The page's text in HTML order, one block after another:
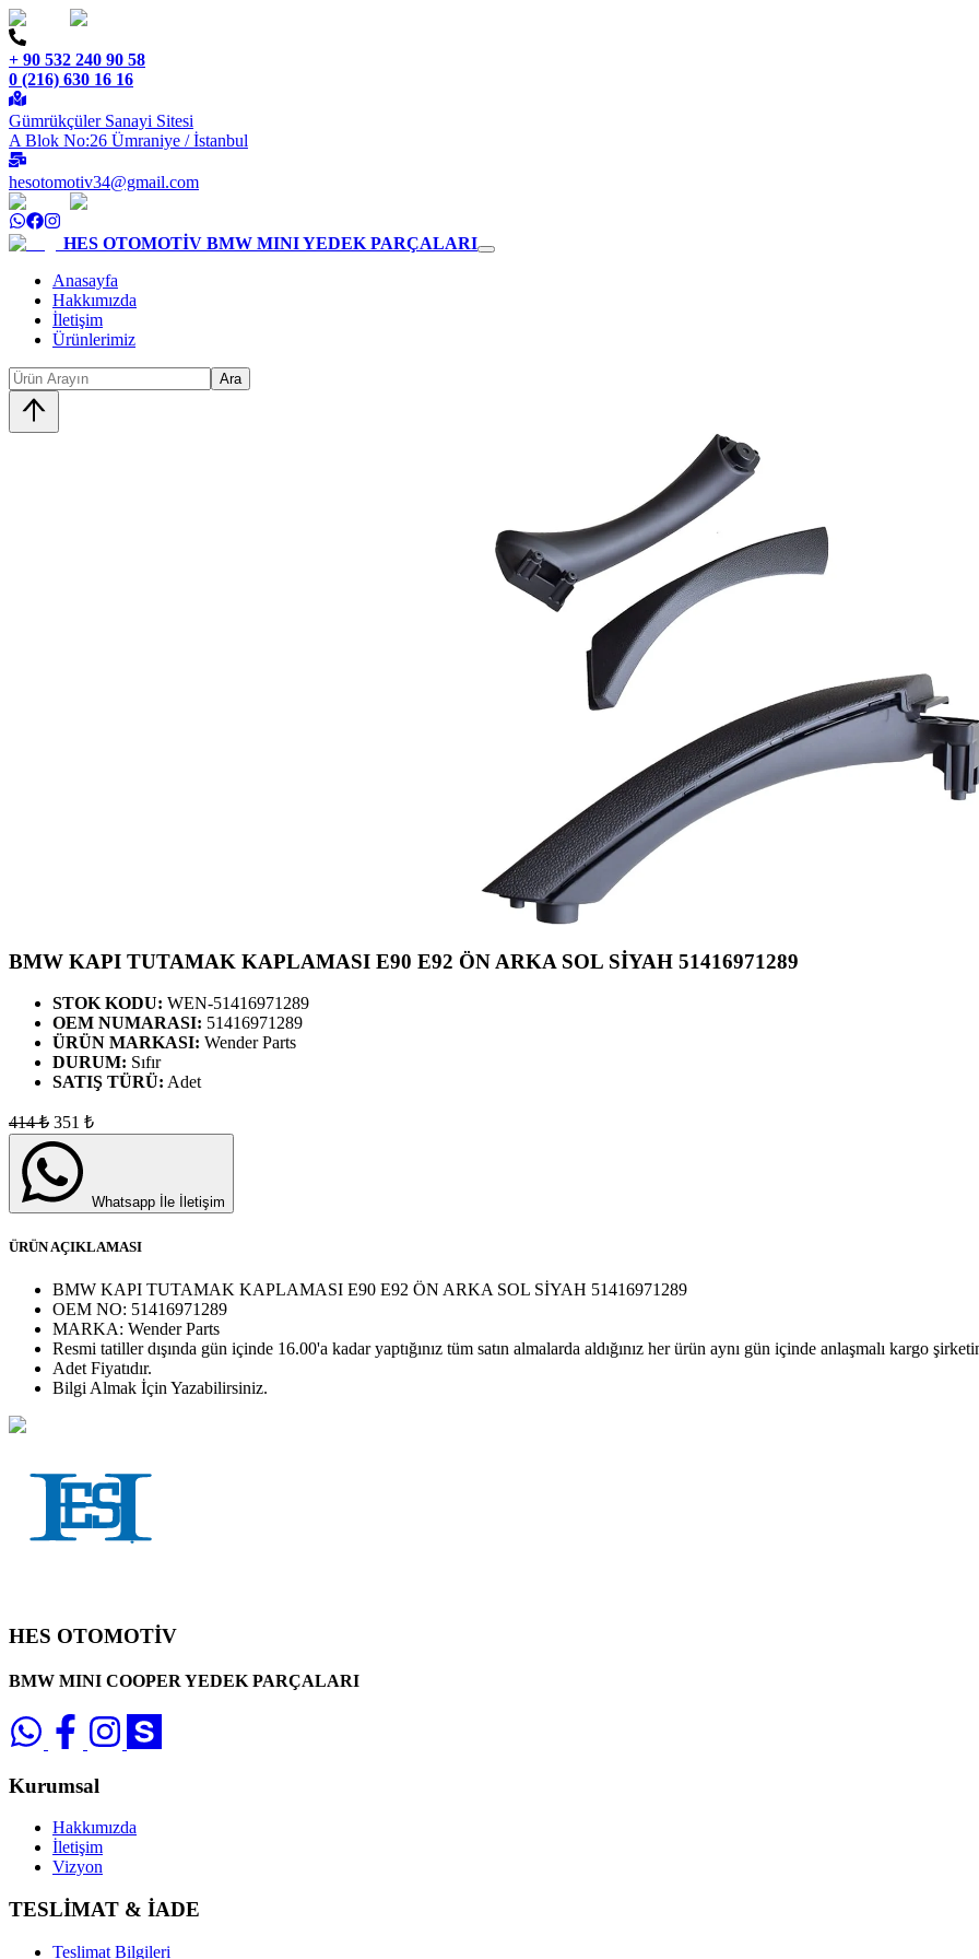
+ 90 532 240 90 58
0 (216) 630 16 16
Gümrükçüler Sanayi Sitesi
A Blok No:26 Ümraniye / İstanbul
hesotomotiv34@gmail.com
HES OTOMOTİV BMW MINI YEDEK PARÇALARI
Anasayfa
Hakkımızda
İletişim
Ürünlerimiz
Ara
BMW KAPI TUTAMAK KAPLAMASI E90 E92 ÖN ARKA SOL SİYAH 51416971289
STOK KODU: WEN-51416971289
OEM NUMARASI: 51416971289
ÜRÜN MARKASI: Wender Parts
DURUM: Sıfır
SATIŞ TÜRÜ: Adet
414₺ 351 ₺
Whatsapp İle İletişim
ÜRÜN AÇIKLAMASI
BMW KAPI TUTAMAK KAPLAMASI E90 E92 ÖN ARKA SOL SİYAH 51416971289
OEM NO: 51416971289
MARKA: Wender Parts
Resmi tatiller dışında gün içinde 16.00'a kadar yaptığınız tüm satın almalarda aldığınız her ürün aynı gün içinde anlaşmalı kargo
Adet Fiyatıdır.
Bilgi Almak İçin Yazabilirsiniz.
HES OTOMOTİV
BMW MINI COOPER YEDEK PARÇALARI
Kurumsal
Hakkımızda
İletişim
Vizyon
TESLİMAT & İADE
Teslimat Bilgileri